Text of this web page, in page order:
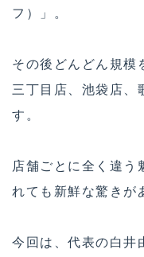
フ）」。
その後どんどん規模
三丁目店、池袋店、
す。
店舗ごとに全く違う
れても新鮮な驚きが
今回は、代表の白井